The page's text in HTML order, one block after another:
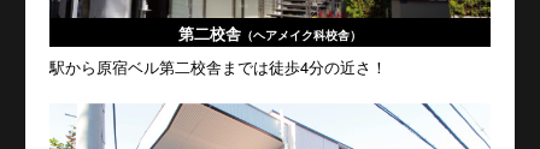
第二校舎（ヘアメイク科校舎）
駅から原宿ベル第二校舎までは徒歩4分の近さ！